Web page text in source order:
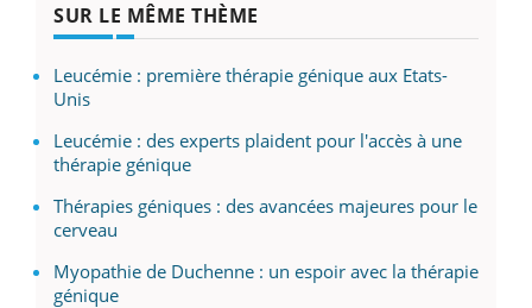
SUR LE MÊME THÈME
Leucémie : première thérapie génique aux Etats-
Unis
Leucémie : des experts plaident pour l'accès à une
thérapie génique
Thérapies géniques : des avancées majeures pour le
cerveau
Myopathie de Duchenne : un espoir avec la thérapie
génique